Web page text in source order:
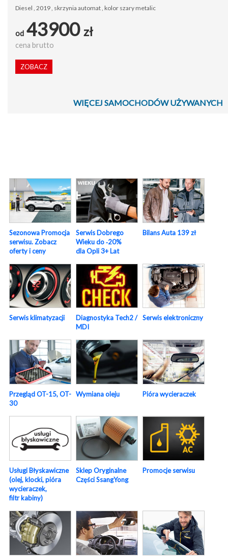
Diesel , 2019 , skrzynia automat , kolor szary metalic
od 43900 zł
cena brutto
ZOBACZ
WIĘCEJ SAMOCHODÓW UŻYWANYCH
Sezonowa Promocja
serwisu. Zobacz
oferty i ceny
Serwis Dobrego
Wieku do ‑20%
dla Opli 3+ Lat
Bilans Auta 139 zł
Serwis klimatyzacji
Diagnostyka Tech2 /
MDI
Serwis elektroniczny
Przegląd OT-15, OT-
30
Wymiana oleju Pióra wycieraczek
Usługi Błyskawiczne
(olej, klocki, pióra
wycieraczek,
filtr kabiny)
Sklep Oryginalne
Części SsangYong
Promocje serwisu